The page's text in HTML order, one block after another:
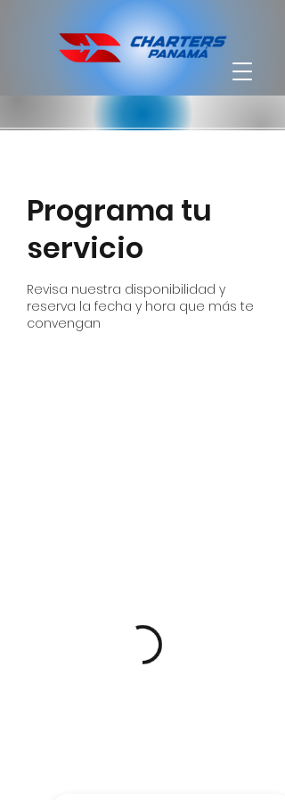
Programa tu
servicio
Revisa nuestra disponibilidad y
reserva la fecha y hora que más te
convengan